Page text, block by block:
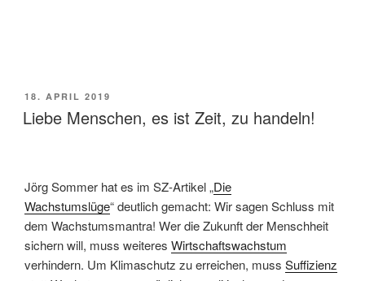
VERÖFFENTLICHT
AM
18. APRIL 2019
Liebe Menschen, es ist Zeit, zu handeln!
Jörg Sommer hat es im SZ-Artikel „Die
Wachstumslüge“ deutlich gemacht: Wir sagen Schluss mit
dem Wachstumsmantra! Wer die Zukunft der Menschheit
sichern will, muss weiteres Wirtschaftswachstum
verhindern. Um Klimaschutz zu erreichen, muss Suffizienz